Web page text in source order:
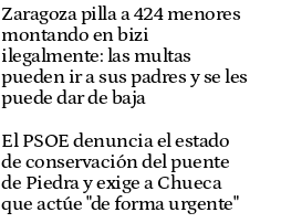
Zaragoza pilla a 424 menores
montando en bizi
ilegalmente: las multas
pueden ir a sus padres y se les
puede dar de baja
El PSOE denuncia el estado
de conservación del puente
de Piedra y exige a Chueca
que actúe "de forma urgente"